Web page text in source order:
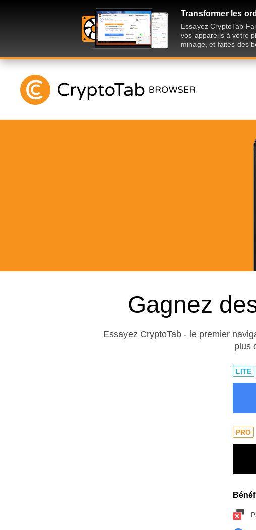
Transformer les
Essayez CryptoTab
vos appareils à votre
minage, et faites des
Gagnez
Essayez CryptoTab - le premier
plus
LITE
PRO